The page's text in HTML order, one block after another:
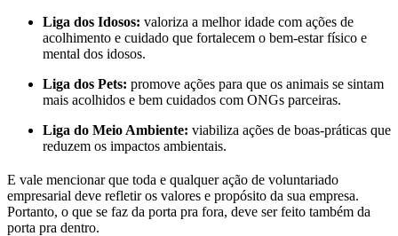
Liga dos Idosos: valoriza a melhor idade com ações de
acolhimento e cuidado que fortalecem o bem-estar físico e
mental dos idosos.
Liga dos Pets: promove ações para que os animais se sintam
mais acolhidos e bem cuidados com ONGs parceiras.
Liga do Meio Ambiente: viabiliza ações de boas-práticas que
reduzem os impactos ambientais.
E vale mencionar que toda e qualquer ação de voluntariado
empresarial deve refletir os valores e propósito da sua empresa.
Portanto, o que se faz da porta pra fora, deve ser feito também da
porta pra dentro.